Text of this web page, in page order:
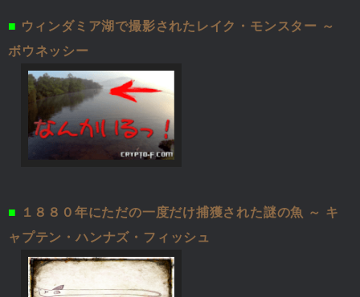
■ ウィンダミア湖で撮影されたレイク・モンスター ～
ボウネッシー
■
１８８０年にただの一度だけ捕獲された謎の魚 ～ キ
ャプテン・ハンナズ・フィッシュ